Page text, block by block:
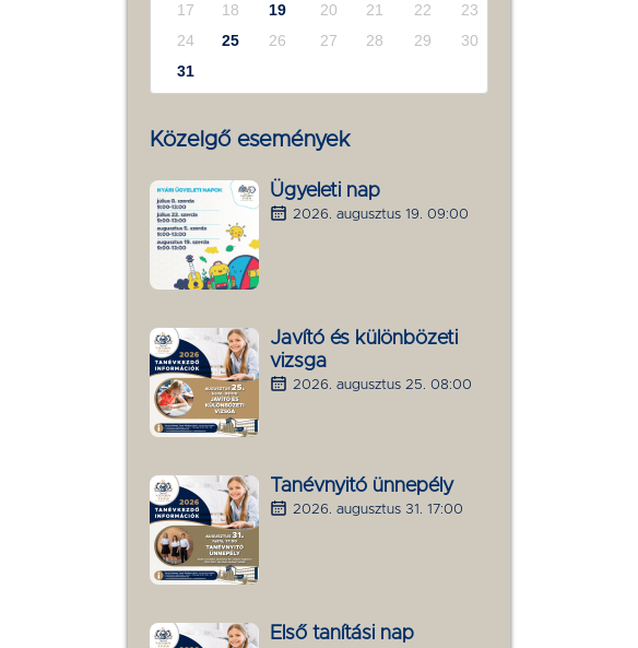
17
18 19 20 21 22
23
24
25 26 27 28 29
30
31
Közelgő események
Ügyeleti nap
2026. augusztus 19. 09:00
Javító és különbözeti
vizsga
2026. augusztus 25. 08:00
Tanévnyitó ünnepély
2026. augusztus 31. 17:00
Első tanítási nap